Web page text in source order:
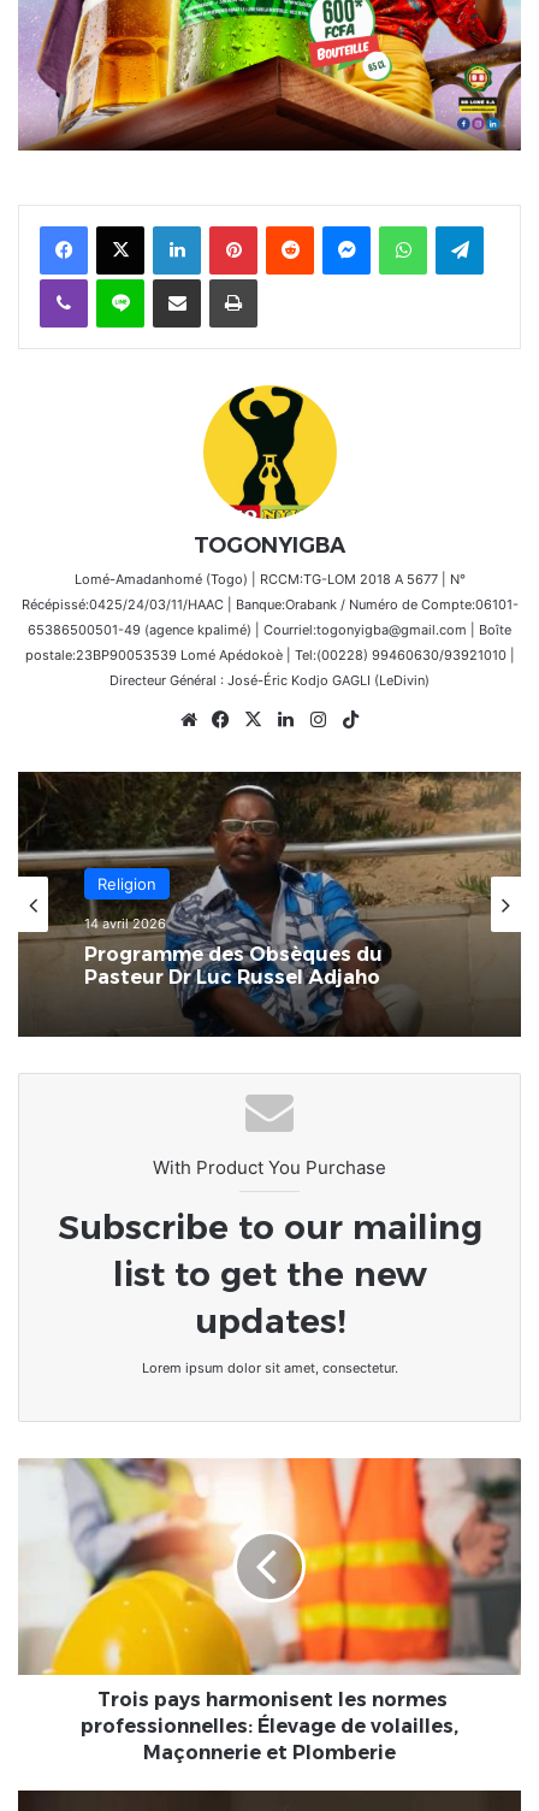
FacebookX Linkedin PinterestReddit MessengerWhatsAppTelegram
Viber Ligne Partager par email Imprimer
TOGONYIGBA
Lomé-Amadanhomé (Togo) | RCCM:TG-LOM 2018 A 5677 | N°
Récépissé:0425/24/03/11/HAAC | Banque:Orabank / Numéro de Compte:06101-
65386500501-49 (agence kpalimé) | Courriel:togonyigba@gmail.com | Boîte
postale:23BP90053539 Lomé Apédokoè | Tel:(00228) 99460630/93921010 |
Directeur Général : José-Éric Kodjo GAGLI (LeDivin)
WebsiteFacebook
X LinkedinInstagram
Religion
14 avril 2026
Programme des Obsèques du
Pasteur Dr Luc Russel Adjaho
Afrique
8 mars 2026
L’Afrique au carrefour des
consciences : le devoir de rompre
avec la culture du naufrage
With Product You Purchase
Subscribe to our mailing
list to get the new
updates!
Lorem ipsum dolor sit amet, consectetur.
Trois
harmonisent
professionnelles:
volailles,
Trois pays harmonisent les normes
professionnelles: Élevage de volailles,
Maçonnerie et Plomberie